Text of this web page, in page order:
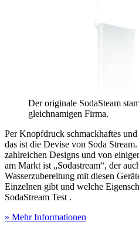
Der originale SodaSteam
gleichnamigen Firma.
Per Knopfdruck schmackhaftes und
das ist die Devise von Soda
zahlreichen Designs und von
am Markt ist „Sodastream“, der
Wasserzubereitung mit diesen
Einzelnen gibt und welche
SodaStream Test .
» Mehr Informationen